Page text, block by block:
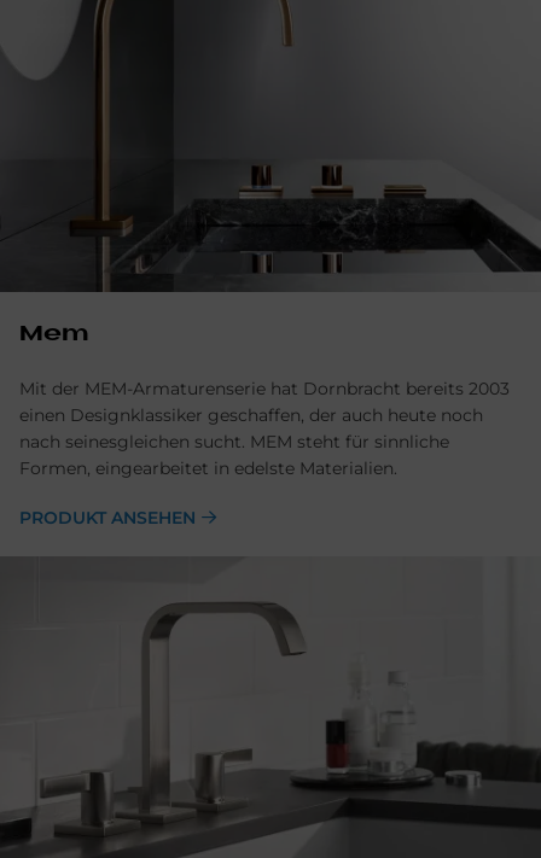
Mem
Mit der MEM-Armaturenserie hat Dornbracht bereits 2003
einen Designklassiker geschaffen, der auch heute noch
nach seinesgleichen sucht. MEM steht für sinnliche
Formen, eingearbeitet in edelste Materialien.
PRODUKT ANSEHEN